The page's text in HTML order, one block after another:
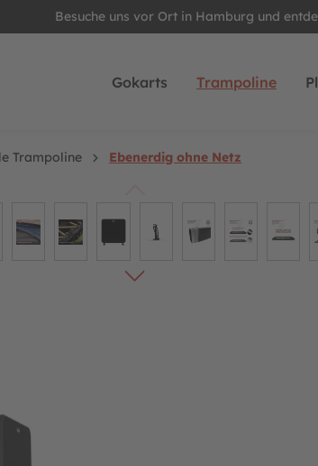
Besuche uns vor Ort in Hamburg und
Gokarts Trampoline
Trampoline
Ebenerdig ohne Netz